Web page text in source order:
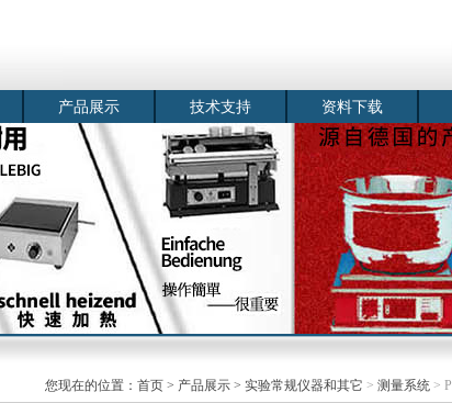
产品展示 技术支持 资料下载
您现在的位置： 首页 > 产品展示 > 实验常规仪器和其它 > 测量系统 >